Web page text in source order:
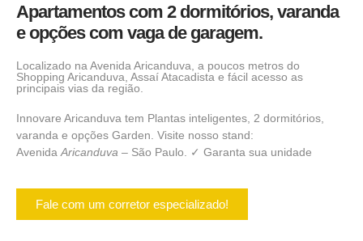
Apartamentos com 2 dormitórios, varanda
e opções com vaga de garagem.
Localizado na Avenida Aricanduva, a poucos metros do
Shopping Aricanduva, Assaí Atacadista e fácil acesso as
principais vias da região.
Innovare Aricanduva tem Plantas inteligentes, 2 dormitórios,
varanda e opções Garden. Visite nosso stand:
Avenida Aricanduva – São Paulo. ✓ Garanta sua unidade
Fale com um corretor especializado!